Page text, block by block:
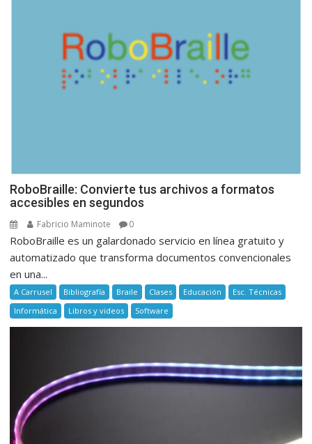
RoboBraille: Convierte tus archivos a formatos
accesibles en segundos
Fabricio Maminote 0
RoboBraille es un galardonado servicio en línea gratuito y
automatizado que transforma documentos convencionales
en una...
A Carrusel Bibliografía Braile Clases Educación
Esc. Técnicas
Informática
Libros y videos Software